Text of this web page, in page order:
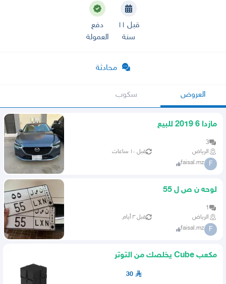
قبل ١١
سنة
دفع
العمولة
محادثة
العروض سكوب
مازدا 6 2019 للبيع
3
الرياض
قبل ١٠ ساعات
F
faisal.mz
لوحه ن ص ل 55
1
الرياض
قبل ٣ أيام
F
faisal.mz
مكعب Cube يخلصك من التوتر
30